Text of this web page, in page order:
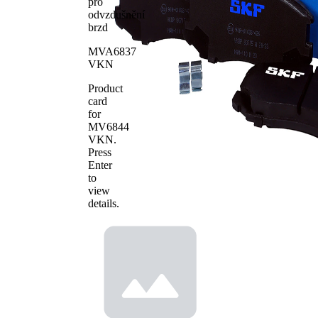
odvzdušnění
brzd
MVA6837
VKN
Product
card
for
MV6844
VKN.
Press
Enter
to
view
details.